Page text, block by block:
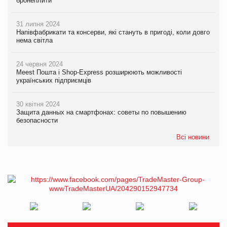
31 липня 2024
Напівфабрикати та консерви, які стануть в пригоді, коли довго
нема світла
24 червня 2024
Meest Пошта і Shop-Express розширюють можливості
українських підприємців
30 квітня 2024
Защита данных на смартфонах: советы по повышению
безопасности
Всі новини